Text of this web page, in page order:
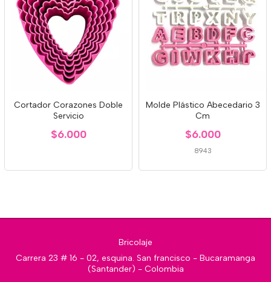
Cortador Corazones Doble
Servicio
$6.000
Molde Plástico Abecedario 3
Cm
$6.000
8943
Bricolaje
Carrera 23 # 16 - 02, esquina. San francisco - Bucaramanga
(Santander) - Colombia